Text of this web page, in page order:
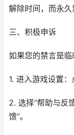
解除时间，而永久
三、积极申诉
如果您的禁言是临
1. 进入游戏设置：
2. 选择“帮助与反
馈”。